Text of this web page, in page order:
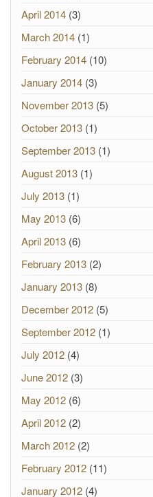
April 2014 (3)
March 2014 (1)
February 2014 (10)
January 2014 (3)
November 2013 (5)
October 2013 (1)
September 2013 (1)
August 2013 (1)
July 2013 (1)
May 2013 (6)
April 2013 (6)
February 2013 (2)
January 2013 (8)
December 2012 (5)
September 2012 (1)
July 2012 (4)
June 2012 (3)
May 2012 (6)
April 2012 (2)
March 2012 (2)
February 2012 (11)
January 2012 (4)